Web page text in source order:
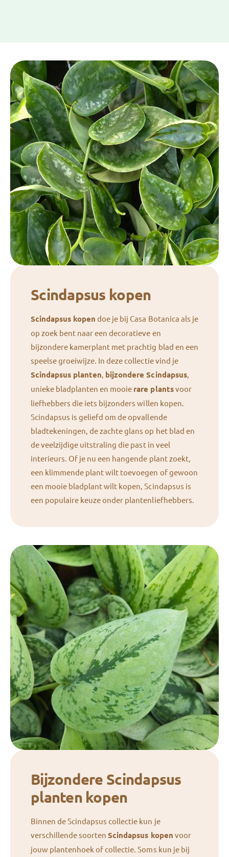
Scindapsus kopen
Scindapsus kopen doe je bij Casa Botanica als je
op zoek bent naar een decoratieve en
bijzondere kamerplant met prachtig blad en een
speelse groeiwijze. In deze collectie vind je
Scindapsus planten bijzondere Scindapsus,
unieke bladplanten en mooie rare plantsvoor
liefhebbers die iets bijzonders willen kopen.
Scindapsus is geliefd om de opvallende
bladtekeningen, de zachte glans op het blad en
de veelzijdige uitstraling die past in veel
interieurs. Of je nu een hangende plant zoekt,
een klimmende plant wilt toevoegen of gewoon
een mooie bladplant wilt kopen, Scindapsus is
een populaire keuze onder plantenliefhebbers.
Bijzondere Scindapsus
planten kopen
Binnen de Scindapsus collectie kun je
verschillende soortenScindapsus kopen voor
jouw plantenhoek of collectie. Soms kun je bij